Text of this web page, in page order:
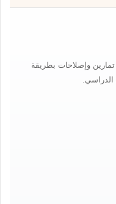
وإصلاحات بطريقة
الدراسي.